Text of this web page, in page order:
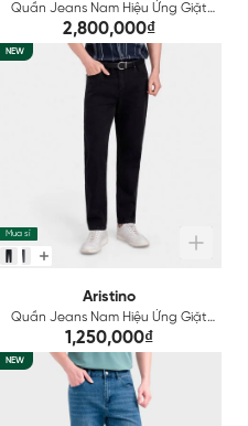
Quần Jeans Nam Hiệu Ứng Giặt
Mài Aristino Business Regular
1JN0010S0
2,800,000₫
NEW
Mua sỉ
Aristino
Quần Jeans Nam Hiệu Ứng Giặt
Mài Aristino AJN0110S0
1,250,000₫
NEW